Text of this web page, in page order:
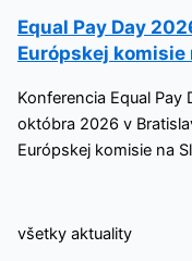
Equal Pay Day
Európskej komisie
Konferencia Equal
októbra 2026 v
Európskej komisie na
všetky aktuality